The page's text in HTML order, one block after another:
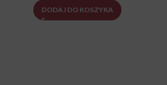
DODAJ DO KOSZYKA